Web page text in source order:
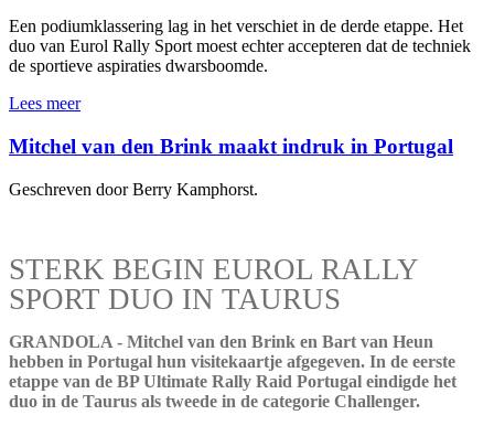
Een podiumklassering lag in het verschiet in de derde etappe. Het
duo van Eurol Rally Sport moest echter accepteren dat de techniek
de sportieve aspiraties dwarsboomde.
Lees meer
Mitchel van den Brink maakt indruk in Portugal
Geschreven door Berry Kamphorst.
STERK BEGIN EUROL RALLY
SPORT DUO IN TAURUS
GRANDOLA - Mitchel van den Brink en Bart van Heun
hebben in Portugal hun visitekaartje afgegeven. In de eerste
etappe van de BP Ultimate Rally Raid Portugal eindigde het
duo in de Taurus als tweede in de categorie Challenger.